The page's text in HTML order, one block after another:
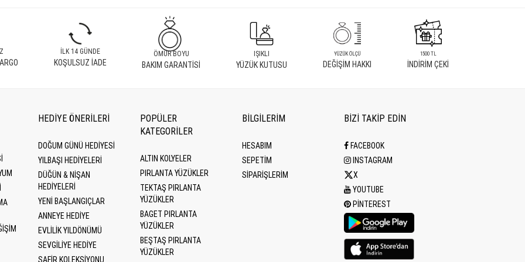
İLK 14 GÜNDE
KOŞULSUZ İADE
ÖMÜR BOYU
BAKIM GARANTİSİ
IŞIKLI
YÜZÜK KUTUSU
YÜZÜK ÖLÇÜ
DEĞİŞİM HAKKI
1500 TL
İNDİRİM ÇEKİ
HEDİYE ÖNERİLERİ
DOĞUM GÜNÜ HEDIYESI
YILBAŞI HEDIYELERI
DÜĞÜN & NIŞAN
HEDIYELERI
YENI BAŞLANGIÇLAR
ANNEYE HEDIYE
EVLILIK YILDÖNÜMÜ
SEVGILIYE HEDIYE
SAFIR KOLEKSIYONU
POPÜLER
KATEGORILER
ALTIN KOLYELER
PIRLANTA YÜZÜKLER
TEKTAŞ PIRLANTA
YÜZÜKLER
BAGET PIRLANTA
YÜZÜKLER
BEŞTAŞ PIRLANTA
YÜZÜKLER
BİLGİLERİM
HESABIM
SEPETİM
SİPARİŞLERİM
BİZİ TAKİP EDİN
FACEBOOK
INSTAGRAM
X
YOUTUBE
PINTEREST